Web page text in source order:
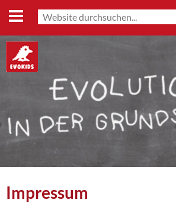
Start
Lehrmaterialien
Evo-Shop
Mitmachen
Datenschutz
Impressum
MENU
Impressum
Suchformular
Suche